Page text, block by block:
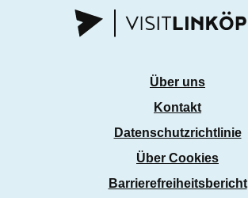
Über uns
Kontakt
Datenschutzrichtlinie
Über Cookies
Barrierefreiheitsbericht